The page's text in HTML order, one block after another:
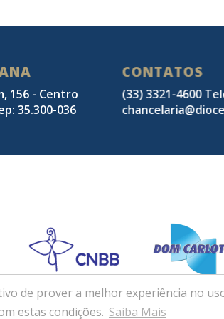
de prover a melhor experiência no
estas condições. Saiba Mais
156 - Centro
35.300-036
CONTATOS
(33) 3321-4600